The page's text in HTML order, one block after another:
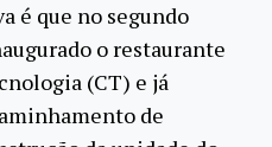
é que no segundo
o restaurante
(CT) e já
de